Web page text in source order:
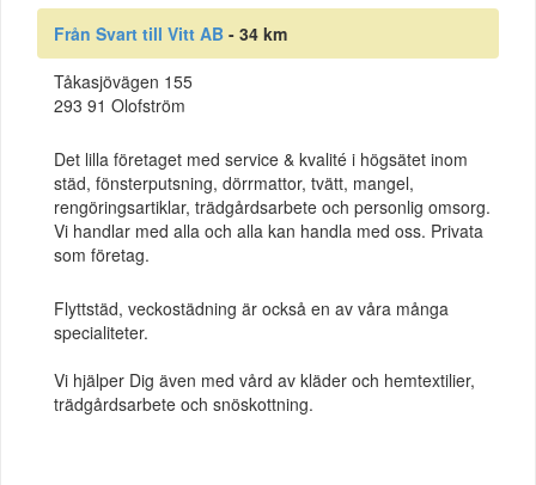
Från Svart till Vitt AB - 34 km
Tåkasjövägen 155
293 91 Olofström
Det lilla företaget med service & kvalité i högsätet inom
städ, fönsterputsning, dörrmattor, tvätt, mangel,
rengöringsartiklar, trädgårdsarbete och personlig omsorg.
Vi handlar med alla och alla kan handla med oss. Privata
som företag.
Flyttstäd, veckostädning är också en av våra många
specialiteter.
Vi hjälper Dig även med vård av kläder och hemtextilier,
trädgårdsarbete och snöskottning.